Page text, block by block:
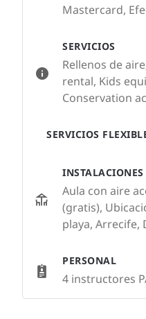
SERVICIOS
Rellenos de
rental, Kids
Conservation
SERVICIOS
INSTALACIONES
Aula con aire
(gratis),
playa, Arrecife,
PERSONAL
4 instructores
Mastercard,